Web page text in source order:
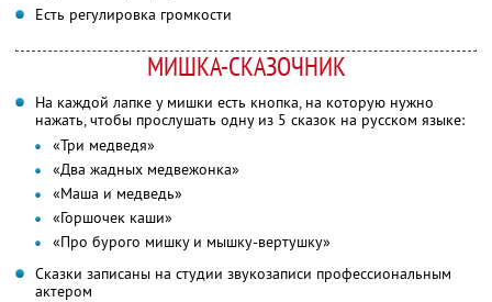
Есть регулировка громкости
МИШКА-СКАЗОЧНИК
На каждой лапке у мишки есть кнопка, на которую нужно
нажать, чтобы прослушать одну из 5 сказок на русском языке:
«Три медведя»
«Два жадных медвежонка»
«Маша и медведь»
«Горшочек каши»
«Про бурого мишку и мышку-вертушку»
Сказки записаны на студии звукозаписи профессиональным
актером